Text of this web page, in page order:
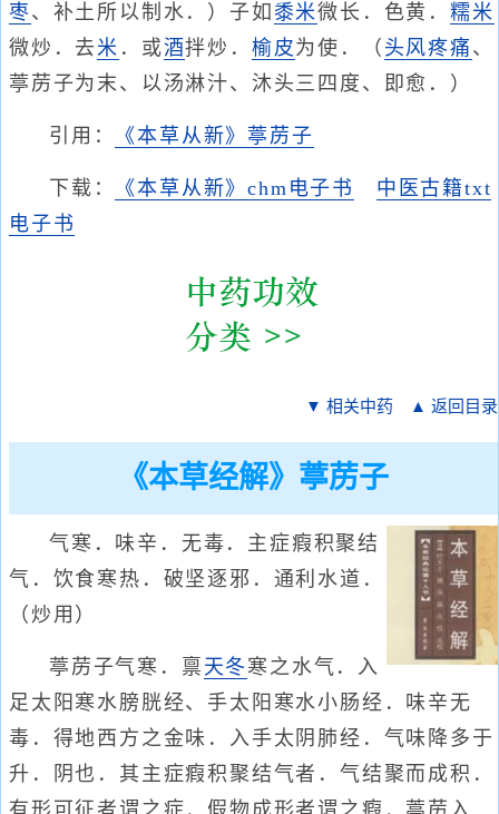
枣、补土所以制水．）子如 黍米微长．色黄．糯米
微炒．去米 ．或酒拌炒． 榆皮为使．（ 头风疼痛 、
葶苈子为末、以汤淋汁、沐头三四度、即愈．）
引用： 《本草从新》葶苈子
下载： 《本草从新》chm电子书
中医古籍txt
电子书
▼ 相关中药 ▲ 返回目录
《本草经解》葶苈子
气寒．味辛．无毒．主症瘕积聚结
气．饮食寒热．破坚逐邪．通利水道．
（炒用）
葶苈子气寒．禀 天冬 寒之水气．入
足太阳寒水膀胱经、手太阳寒水小肠经．味辛无
毒．得地西方之金味．入手太阴肺经．气味降多于
升．阴也．其主症瘕积聚结气者．气结聚而成积．
有形可征者谓之症．假物成形者谓之瘕．葶苈入